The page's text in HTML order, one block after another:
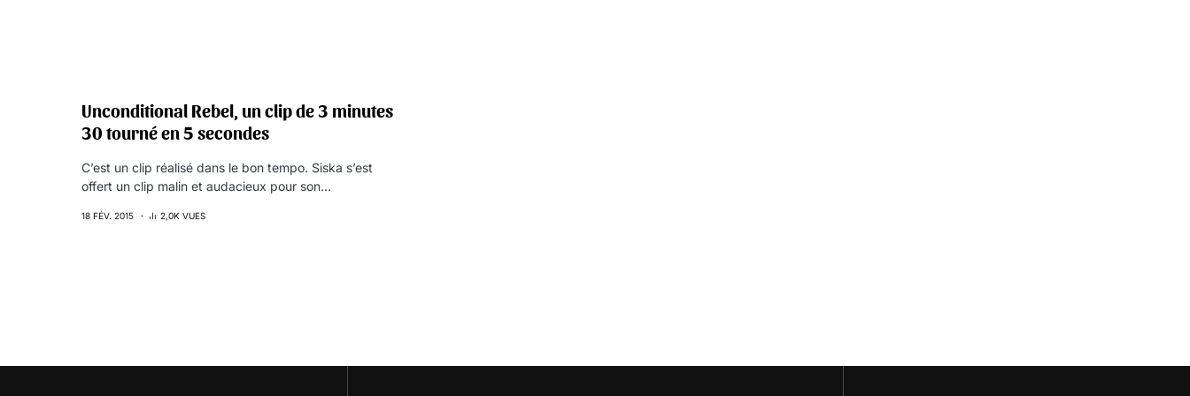
Unconditional Rebel, un clip de 3 minutes
30 tourné en 5 secondes
C’est un clip réalisé dans le bon tempo. Siska s’est
offert un clip malin et audacieux pour son…
18 FÉV. 2015 2,0K VUES